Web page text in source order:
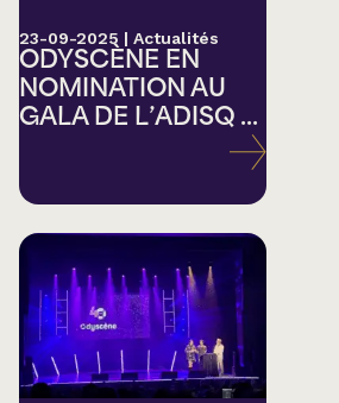
23-09-2025 | Actualités
ODYSCÈNE EN
NOMINATION AU
GALA DE L’ADISQ ...